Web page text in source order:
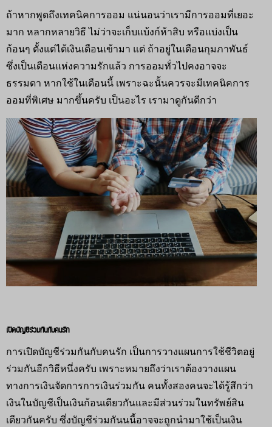
ถ้าหากพูดถึงเทคนิคการออม แน่นอนว่าเรามีการออมที่เยอะ
มาก หลากหลายวิธี ไม่ว่าจะเก็บแบ้งก์ห้าสิบ หรือแบ่งเป็น
ก้อนๆ ตั้งแต่ได้เงินเดือนเข้ามา แต่ ถ้าอยู่ในเดือนกุมภาพันธ์
ซึ่งเป็นเดือนแห่งความรักแล้ว การออมทั่วไปคงอาจจะ
ธรรมดา หากใช้ในเดือนนี้ เพราะฉะนั้นควรจะมีเทคนิคการ
ออมที่พิเศษ มากขึ้นครับ เป็นอะไร เรามาดูกันดีกว่า
เปิดบัญชีร่วมกันกับคนรัก
การเปิดบัญชีร่วมกันกับคนรัก เป็นการวางแผนการใช้ชีวิตอยู่
ร่วมกันอีกวิธีหนึ่งครับ เพราะหมายถึงว่าเราต้องวางแผน
ทางการเงินจัดการการเงินร่วมกัน คนทั้งสองคนจะได้รู้สึกว่า
เงินในบัญชีเป็นเงินก้อนเดียวกันและมีส่วนร่วมในทรัพย์สิน
เดียวกันครับ ซึ่งบัญชีร่วมกันนนี้อาจจะถูกนำมาใช้เป็นเงิน